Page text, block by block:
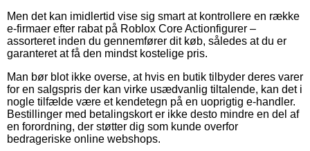
Men det kan imidlertid vise sig smart at kontrollere en række
e-firmaer efter rabat på Roblox Core Actionfigurer –
assorteret inden du gennemfører dit køb, således at du er
garanteret at få den mindst kostelige pris.
Man bør blot ikke overse, at hvis en butik tilbyder deres varer
for en salgspris der kan virke usædvanlig tiltalende, kan det i
nogle tilfælde være et kendetegn på en uoprigtig e-handler.
Bestillinger med betalingskort er ikke desto mindre en del af
en forordning, der støtter dig som kunde overfor
bedrageriske online webshops.